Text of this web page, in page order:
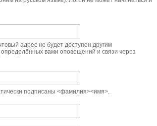
адрес не будет доступен другим
вами оповещений и связи через
подписаны <фамилия><имя>.